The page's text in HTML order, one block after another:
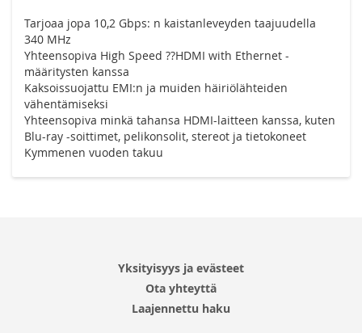
Tarjoaa jopa 10,2 Gbps: n kaistanleveyden taajuudella
340 MHz
Yhteensopiva High Speed ??HDMI with Ethernet -
määritysten kanssa
Kaksoissuojattu EMI:n ja muiden häiriölähteiden
vähentämiseksi
Yhteensopiva minkä tahansa HDMI-laitteen kanssa, kuten
Blu-ray -soittimet, pelikonsolit, stereot ja tietokoneet
Kymmenen vuoden takuu
Yksityisyys ja evästeet
Ota yhteyttä
Laajennettu haku